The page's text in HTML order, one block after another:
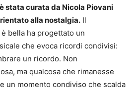
stata curata da Nicola Piovani
alla nostalgia. Il
bella ha progettato un
che evoca ricordi condivisi:
un ricordo. Non
ma qualcosa che rimanesse
un momento condiviso che scalda